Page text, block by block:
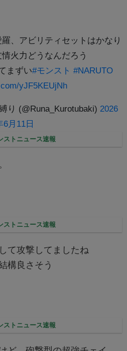
、アビリティセットはかなり
火力どうなんだろう
まずい#モンスト #NARUTO
yJF5KEUjNh
り (@Runa_Kurotubaki) 2026
6月11日
ストニュース速報
ストニュース速報
て攻撃してましたね
構良さそう
ストニュース速報